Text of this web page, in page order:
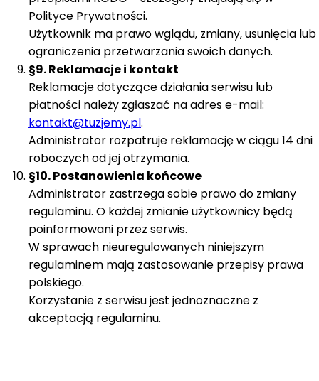
Polityce Prywatności.
Użytkownik ma prawo wglądu, zmiany, usunięcia lub
ograniczenia przetwarzania swoich danych.
§9. Reklamacje i kontakt
Reklamacje dotyczące działania serwisu lub
płatności należy zgłaszać na adres e-mail:
kontakt@tuzjemy.pl.
Administrator rozpatruje reklamację w ciągu 14 dni
roboczych od jej otrzymania.
§10. Postanowienia końcowe
Administrator zastrzega sobie prawo do zmiany
regulaminu. O każdej zmianie użytkownicy będą
poinformowani przez serwis.
W sprawach nieuregulowanych niniejszym
regulaminem mają zastosowanie przepisy prawa
polskiego.
Korzystanie z serwisu jest jednoznaczne z
akceptacją regulaminu.